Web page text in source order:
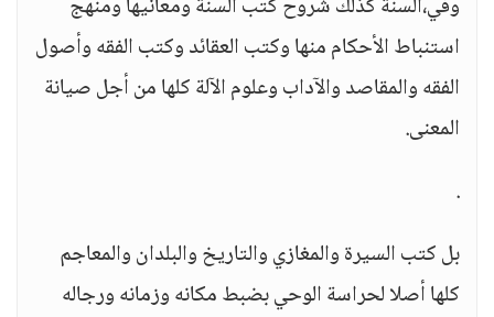
وفي،السنة كذلك شروح كتب السنة ومعانيها ومنهج
استنباط الأحكام منها وكتب العقائد وكتب الفقه وأصول
الفقه والمقاصد والآداب وعلوم الآلة كلها من أجل صيانة
المعنى.
.
بل كتب السيرة والمغازي والتاريخ والبلدان والمعاجم
كلها أصلا لحراسة الوحي بضبط مكانه وزمانه ورجاله